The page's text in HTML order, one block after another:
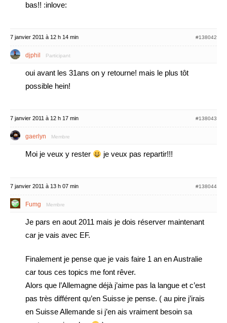
bas!! :inlove:
7 janvier 2011 à 12 h 14 min #138042
djphil Participant
oui avant les 31ans on y retourne! mais le plus tôt
possible hein!
7 janvier 2011 à 12 h 17 min #138043
gaerlyn Membre
Moi je veux y rester je veux pas repartir!!!
7 janvier 2011 à 13 h 07 min #138044
Fumg Membre
Je pars en aout 2011 mais je dois réserver maintenant
car je vais avec EF.
Finalement je pense que je vais faire 1 an en Australie
car tous ces topics me font rêver.
Alors que l’Allemagne déjà j’aime pas la langue et c’est
pas très différent qu’en Suisse je pense. ( au pire j’irais
en Suisse Allemande si j’en ais vraiment besoin sa